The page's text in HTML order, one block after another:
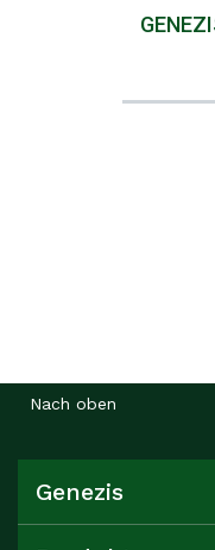
Nach oben
Genezis